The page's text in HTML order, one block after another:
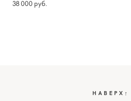
38 000 pуб.
НАВЕРХ↑